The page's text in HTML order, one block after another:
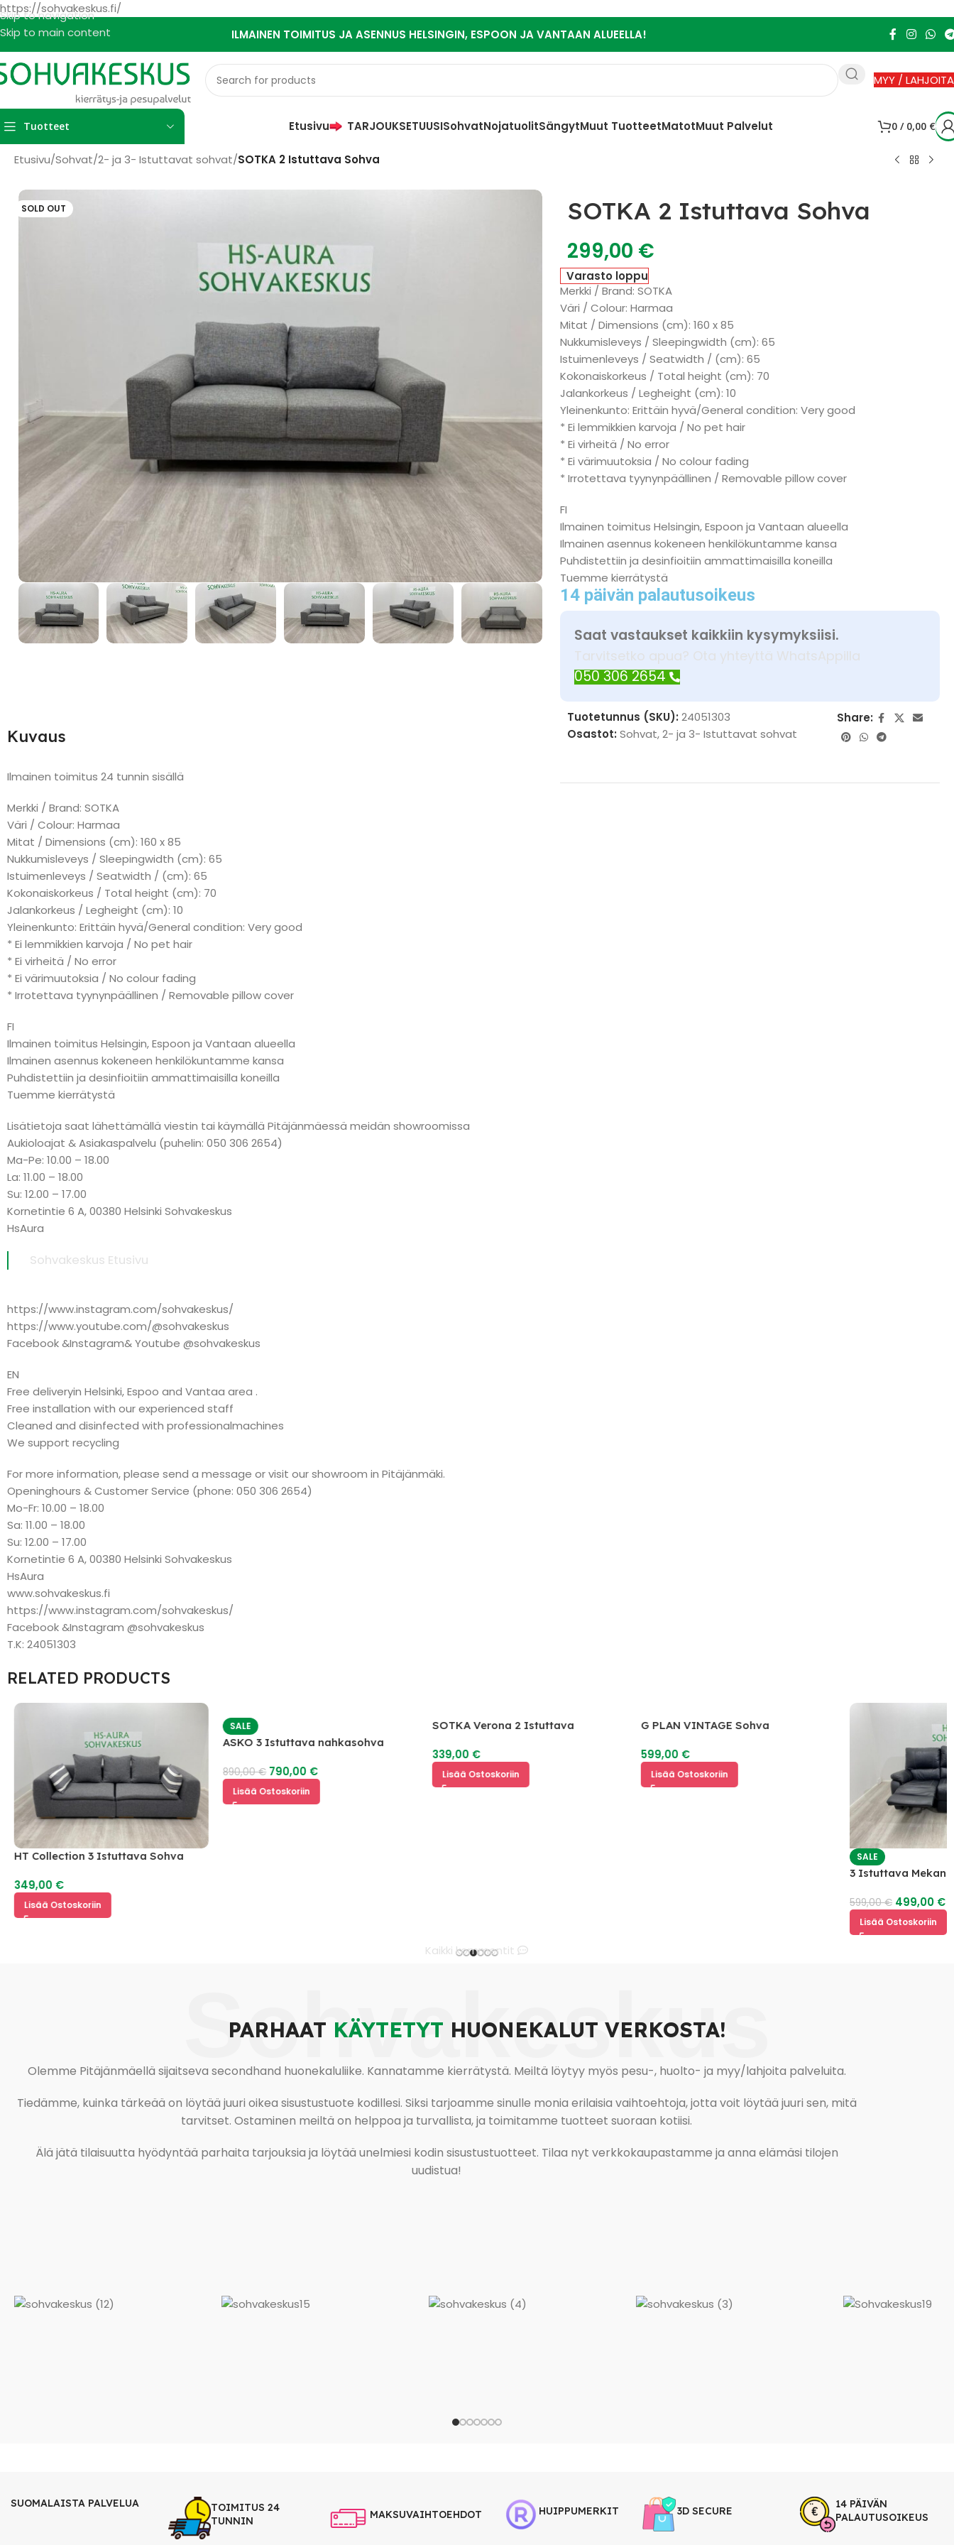
https://sohvakeskus.fi/
Skip to navigation
Skip to main content
ILMAINEN TOIMITUS JA ASENNUS HELSINGIN, ESPOON JA VANTAAN ALUEELLA!
MYY / LAHJOITA
Tuotteet Etusivu TARJOUKSETUUSISohvatNojatuolitSängytMuut TuotteetMatotMuut Palvelut 0 / 0,00 €
Etusivu/Sohvat/2- ja 3- Istuttavat sohvat/SOTKA 2 Istuttava Sohva
SOLD OUT SOTKA 2 Istuttava Sohva
299,00 €
Varasto loppu
Merkki / Brand: SOTKA
Väri / Colour: Harmaa
Mitat / Dimensions (cm): 160 x 85
Nukkumisleveys / Sleepingwidth (cm): 65
Istuimenleveys / Seatwidth / (cm): 65
Kokonaiskorkeus / Total height (cm): 70
Jalankorkeus / Legheight (cm): 10
Yleinenkunto: Erittäin hyvä/General condition: Very good
* Ei lemmikkien karvoja / No pet hair
* Ei virheitä / No error
* Ei värimuutoksia / No colour fading
* Irrotettava tyynynpäällinen / Removable pillow cover
FI
Ilmainen toimitus Helsingin, Espoon ja Vantaan alueella
Ilmainen asennus kokeneen henkilökuntamme kansa
Puhdistettiin ja desinfioitiin ammattimaisilla koneilla
Tuemme kierrätystä
14 päivän palautusoikeus
Saat vastaukset kaikkiin kysymyksiisi.
Tarvitsetko apua? Ota yhteyttä WhatsAppilla
050 306 2654
Tuotetunnus (SKU):24051303
Osastot: Sohvat,2- ja 3- Istuttavat sohvat
Share:
Kuvaus
Ilmainen toimitus 24 tunnin sisällä
Merkki / Brand: SOTKA
Väri / Colour: Harmaa
Mitat / Dimensions (cm): 160 x 85
Nukkumisleveys / Sleepingwidth (cm): 65
Istuimenleveys / Seatwidth / (cm): 65
Kokonaiskorkeus / Total height (cm): 70
Jalankorkeus / Legheight (cm): 10
Yleinenkunto: Erittäin hyvä/General condition: Very good
* Ei lemmikkien karvoja / No pet hair
* Ei virheitä / No error
* Ei värimuutoksia / No colour fading
* Irrotettava tyynynpäällinen / Removable pillow cover
FI
Ilmainen toimitus Helsingin, Espoon ja Vantaan alueella
Ilmainen asennus kokeneen henkilökuntamme kansa
Puhdistettiin ja desinfioitiin ammattimaisilla koneilla
Tuemme kierrätystä
Lisätietoja saat lähettämällä viestin tai käymällä Pitäjänmäessä meidän showroomissa
Aukioloajat & Asiakaspalvelu (puhelin: 050 306 2654)
Ma-Pe: 10.00 – 18.00
La: 11.00 – 18.00
Su: 12.00 – 17.00
Kornetintie 6 A, 00380 Helsinki Sohvakeskus
HsAura
Sohvakeskus Etusivu
https://www.instagram.com/sohvakeskus/
https://www.youtube.com/@sohvakeskus
Facebook &Instagram& Youtube @sohvakeskus
EN
Free deliveryin Helsinki, Espoo and Vantaa area .
Free installation with our experienced staff
Cleaned and disinfected with professionalmachines
We support recycling
For more information, please send a message or visit our showroom in Pitäjänmäki.
Openinghours & Customer Service (phone: 050 306 2654)
Mo-Fr: 10.00 – 18.00
Sa: 11.00 – 18.00
Su: 12.00 – 17.00
Kornetintie 6 A, 00380 Helsinki Sohvakeskus
HsAura
www.sohvakeskus.fi
https://www.instagram.com/sohvakeskus/
Facebook &Instagram @sohvakeskus
T.K: 24051303
RELATED PRODUCTS
HT Collection 3 Istuttava Sohva
349,00€
Lisää Ostoskoriin
SALE
ASKO 3 Istuttava nahkasohva
890,00€ 790,00€
Lisää Ostoskoriin
SOTKA Verona 2 Istuttava
339,00€
Lisää Ostoskoriin
G PLAN VINTAGE Sohva
599,00€
Lisää Ostoskoriin
SALE
3 Istuttava
599,00€ 499,00 €
Lisää Ostoskoriin
Kaikki kommentit
Sohvakeskus
PARHAAT KÄYTETYT HUONEKALUT VERKOSTA!
Olemme Pitäjänmäellä sijaitseva secondhand huonekaluliike. Kannatamme kierrätystä. Meiltä löytyy myös pesu-, huolto- ja myy/lahjoita palveluita.
Tiedämme, kuinka tärkeää on löytää juuri oikea sisustustuote kodillesi. Siksi tarjoamme sinulle monia erilaisia vaihtoehtoja, jotta voit löytää juuri sen, mitä
tarvitset. Ostaminen meiltä on helppoa ja turvallista, ja toimitamme tuotteet suoraan kotiisi.
Älä jätä tilaisuutta hyödyntää parhaita tarjouksia ja löytää unelmiesi kodin sisustustuotteet. Tilaa nyt verkkokaupastamme ja anna elämäsi tilojen
uudistua!
SUOMALAISTA PALVELUA
TOIMITUS 24
TUNNIN
MAKSUVAIHTOEHDOT HUIPPUMERKIT 3D SECURE
14 PÄIVÄN
PALAUTUSOIKEUS